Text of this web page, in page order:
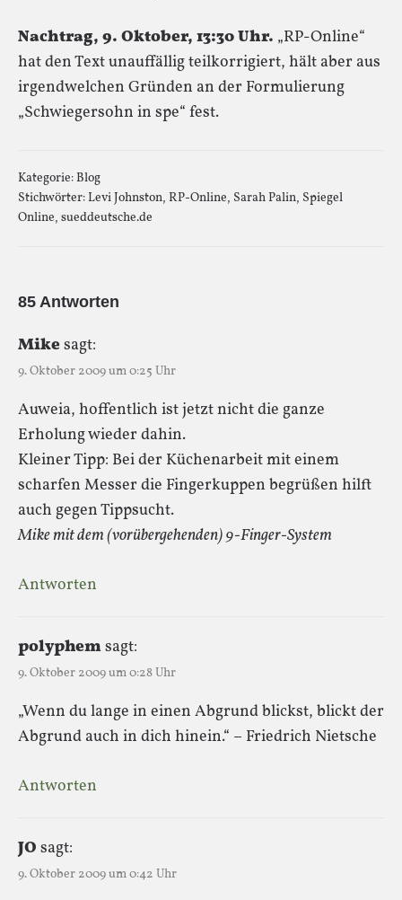
Nachtrag, 9. Oktober, 13:30 Uhr. „RP-Online“
hat den Text unauffällig teilkorrigiert, hält aber aus
irgendwelchen Gründen an der Formulierung
„Schwiegersohn in spe“ fest.
Kategorie:Blog
Stichwörter:Levi Johnston, RP-Online, Sarah Palin, Spiegel
Online, sueddeutsche.de
85 Antworten
Mikesagt:
9. Oktober 2009 um 0:25 Uhr
Auweia, hoffentlich ist jetzt nicht die ganze
Erholung wieder dahin.
Kleiner Tipp: Bei der Küchenarbeit mit einem
scharfen Messer die Fingerkuppen begrüßen hilft
auch gegen Tippsucht.
Mike mit dem (vorübergehenden) 9-Finger-System
Antworten
polyphemsagt:
9. Oktober 2009 um 0:28 Uhr
„Wenn du lange in einen Abgrund blickst, blickt der
Abgrund auch in dich hinein.“ – Friedrich Nietsche
Antworten
JO sagt:
9. Oktober 2009 um 0:42 Uhr